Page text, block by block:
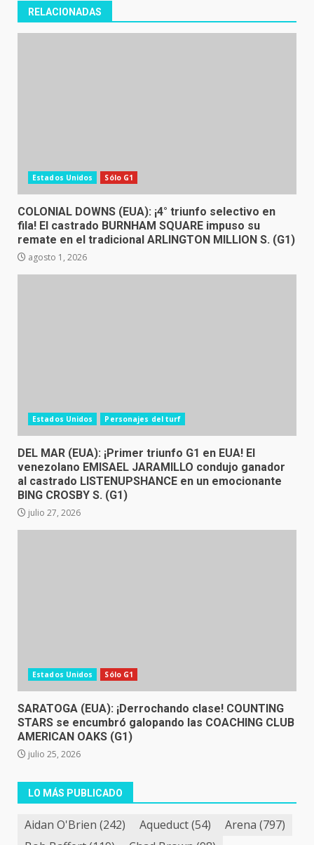
RELACIONADAS
Estados Unidos Sólo G1
COLONIAL DOWNS (EUA): ¡4° triunfo selectivo en
fila! El castrado BURNHAM SQUARE impuso su
remate en el tradicional ARLINGTON MILLION S. (G1)
agosto 1, 2026
Estados Unidos Personajes del turf
DEL MAR (EUA): ¡Primer triunfo G1 en EUA! El
venezolano EMISAEL JARAMILLO condujo ganador
al castrado LISTENUPSHANCE en un emocionante
BING CROSBY S. (G1)
julio 27, 2026
Estados Unidos Sólo G1
SARATOGA (EUA): ¡Derrochando clase! COUNTING
STARS se encumbró galopando las COACHING CLUB
AMERICAN OAKS (G1)
julio 25, 2026
LO MÁS PUBLICADO
Aidan O'Brien (242) Aqueduct(54) Arena (797)